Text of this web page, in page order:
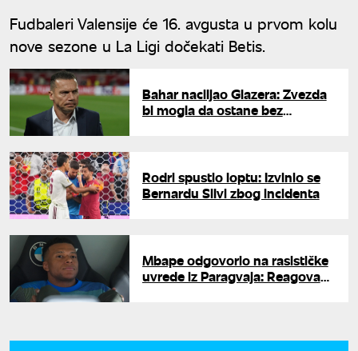
Fudbaleri Valensije će 16. avgusta u prvom kolu
nove sezone u La Ligi dočekati Betis.
Bahar naciljao Glazera: Zvezda
bi mogla da ostane bez
Rodri spustio loptu: Izvinio se
Bernardu Silvi zbog incidenta
Mbape odgovorio na rasističke
uvrede iz Paragvaja: Reagovao i